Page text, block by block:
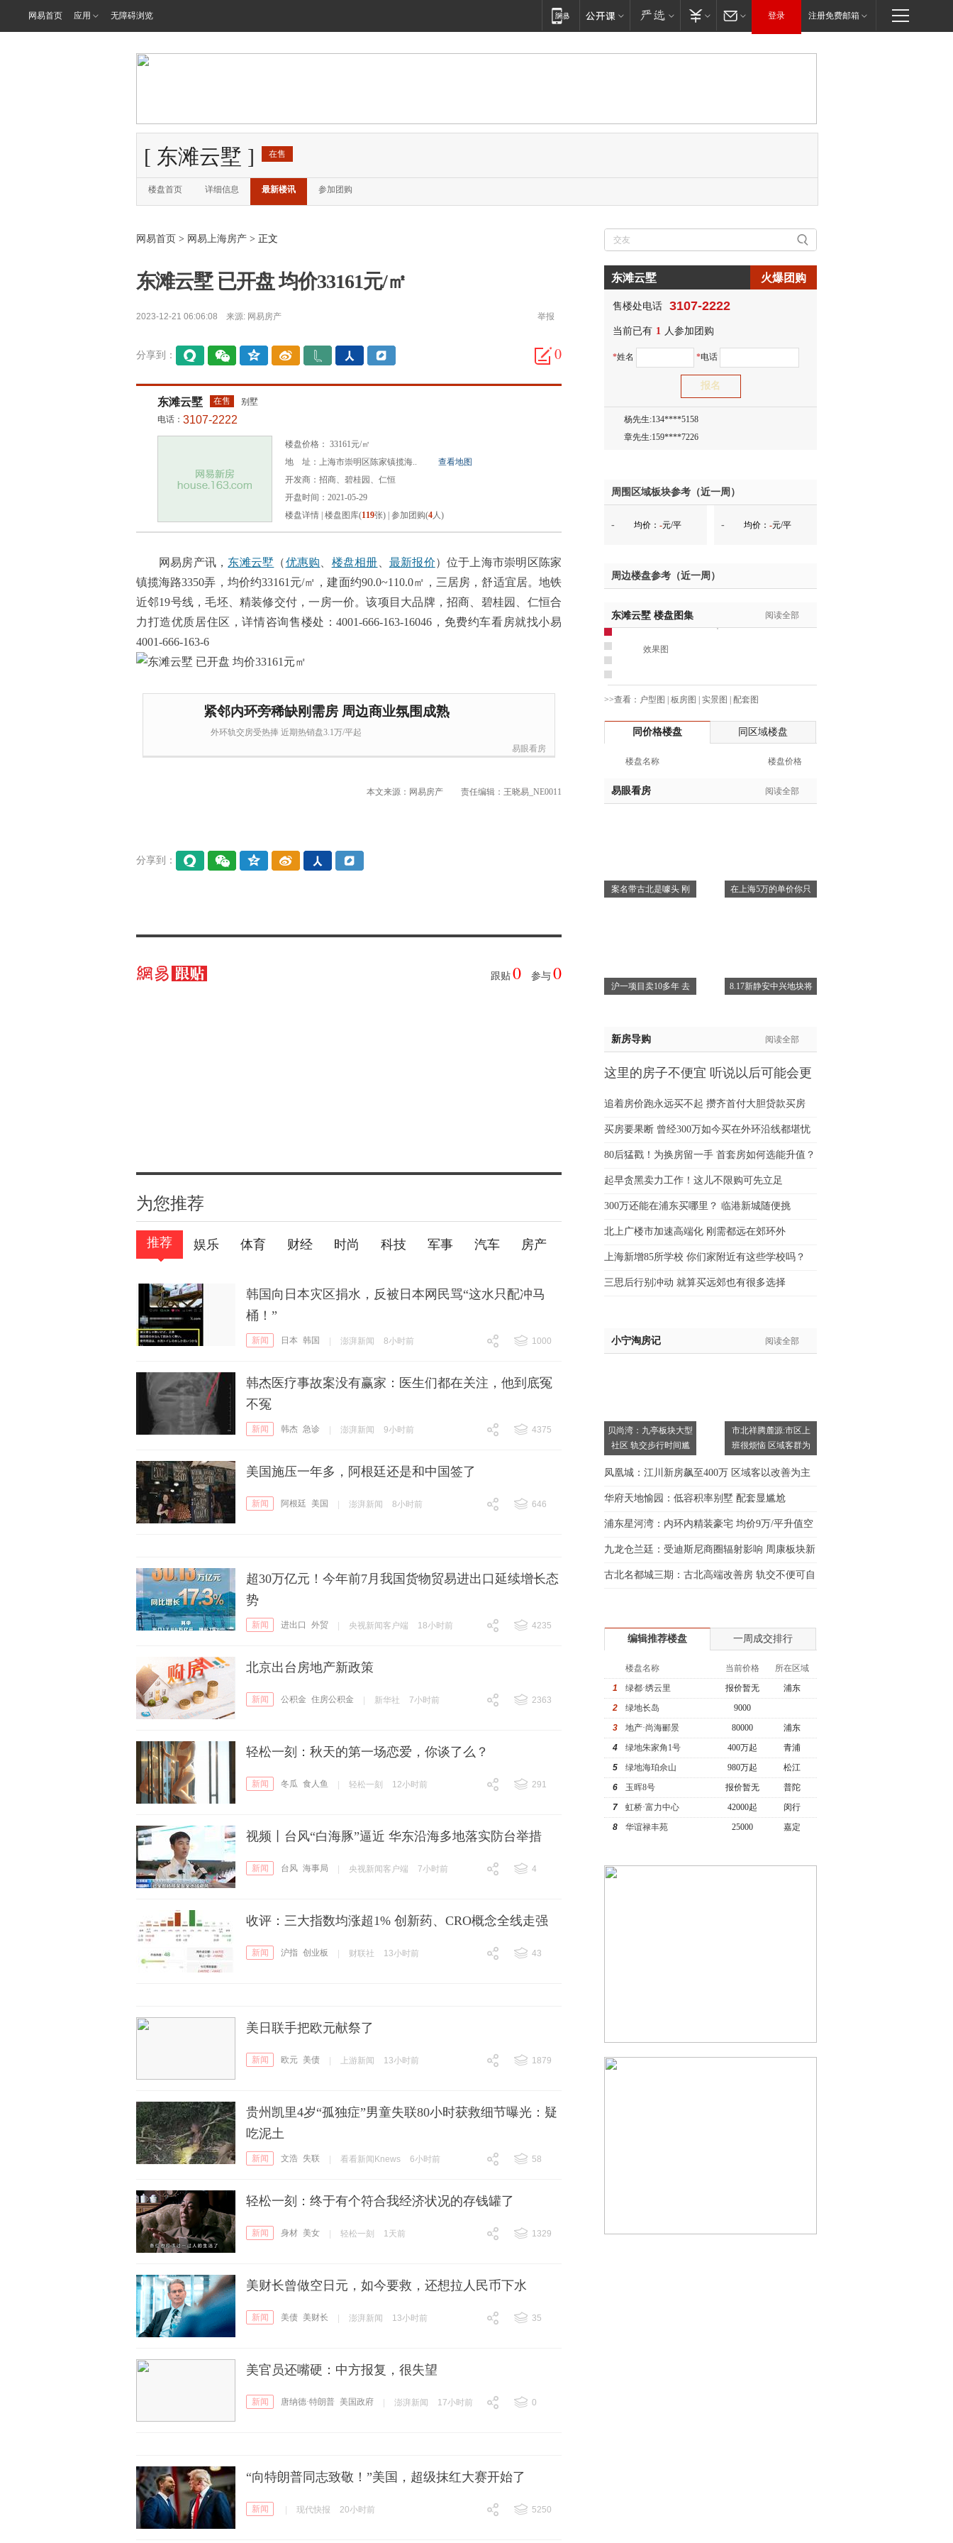
网易首页 应用 无障碍浏览 登录 注册免费邮箱
[ 东滩云墅 ] 在售
楼盘首页 详细信息 最新楼讯 参加团购
网易首页 > 网易上海房产 > 正文
东滩云墅 已开盘 均价33161元/㎡
2023-12-21 06:06:08 来源: 网易房产 举报
0
分享到：
间
东滩云墅 在售
别墅
电话： 3107-2222
楼盘价格： 33161元/㎡
地 址：上海市崇明区陈家镇揽海..
查看地图
开发商：招商、碧桂园、仁恒
开盘时间：2021-05-29
楼盘详情 楼盘图库(119张) 参加团购(4人)
网易房产讯， 东滩云墅 （优惠购 楼盘相册 最新报价）位于上海市崇明区陈家
镇揽海路3350弄，均价约33161元/㎡，建面约90.0~110.0㎡，三居房，舒适宜居。地铁
近邻19号线，毛坯、精装修交付，一房一价。该项目大品牌，招商、碧桂园、仁恒合
力打造优质居住区，详情咨询售楼处：4001-666-163-16046，免费约车看房就找小易
4001-666-163-6
紧邻内环旁稀缺刚需房 周边商业氛围成熟
外环轨交房受热捧 近期热销盘3.1万/平起
易眼看房
本文来源：网易房产 责任编辑：王晓易_NE0011
分享到：
跟贴 0 参与 0
为您推荐
推荐 娱乐 体育 财经 时尚 科技 军事 汽车 房产
韩国向日本灾区捐水，反被日本网民骂“这水只配冲马
桶！”
新闻 日本 韩国 澎湃新闻 8小时前
1000
韩杰医疗事故案没有赢家：医生们都在关注，他到底冤
不冤
新闻 韩杰 急诊 澎湃新闻 9小时前
4375
美国施压一年多，阿根廷还是和中国签了
新闻 阿根廷 美国 澎湃新闻 8小时前
646
超30万亿元！今年前7月我国货物贸易进出口延续增长态
势
新闻 进出口 外贸 央视新闻客户端 18小时前
4235
北京出台房地产新政策
新闻 公积金 住房公积金 新华社 7小时前
2363
轻松一刻：秋天的第一场恋爱，你谈了么？
新闻 冬瓜 食人鱼 轻松一刻 12小时前
291
视频丨台风“白海豚”逼近 华东沿海多地落实防台举措
新闻 台风 海事局 央视新闻客户端 7小时前
4
收评：三大指数均涨超1% 创新药、CRO概念全线走强
新闻 沪指 创业板 财联社 13小时前
43
美日联手把欧元献祭了
新闻 欧元 美债 上游新闻 13小时前
1879
贵州凯里4岁“孤独症”男童失联80小时获救细节曝光：疑
吃泥土
新闻 文浩 失联 看看新闻Knews 6小时前
58
轻松一刻：终于有个符合我经济状况的存钱罐了
新闻 身材 美女 轻松一刻 1天前
1329
美财长曾做空日元，如今要救，还想拉人民币下水
新闻 美债 美财长 澎湃新闻 13小时前
35
美官员还嘴硬：中方报复，很失望
新闻 唐纳德·特朗普 美国政府 澎湃新闻 17小时前
0
“向特朗普同志致敬！”美国，超级抹红大赛开始了
新闻 现代快报 20小时前
5250
东滩云墅 火爆团购
售楼处电话 3107-2222
当前已有 1 人参加团购
*姓名 *电话
胡先生:150****0731
邓先生:138****8083
蒋女士:186****7681
杨先生:134****5158
章先生:159****7226
周先生:138****8967
谢女士:135****3735
魏女士:138****0324
吴先生:139****9780
魏女士:183****9105
吴小姐:139****6438
姚先生:137****6367
于女士:182****8478
黄先生:136****3612
胡先生:150****0731
邓先生:138****8083
蒋女士:186****7681
杨先生:134****5158
谢女士:135****3735
魏女士:138****0324
赵先生:139****8548
姚先生:137****6367
于女士:182****8478
周围区域板块参考（近一周）
- 均价： -元/平 - 均价： -元/平
周边楼盘参考（近一周）
东滩云墅 楼盘图集 阅读全部
效果图
>>查看： 户型图 | 板房图 | 实景图 | 配套图
同价格楼盘 同区域楼盘
楼盘名称 楼盘价格
易眼看房 阅读全部
案名带古北是噱头 刚 在上海5万的单价你只
沪一项目卖10多年 去 8.17新静安中兴地块将
新房导购 阅读全部
这里的房子不便宜 听说以后可能会更
追着房价跑永远买不起 攒齐首付大胆贷款买房
买房要果断 曾经300万如今买在外环沿线都堪忧
80后猛戳！为换房留一手 首套房如何选能升值？
起早贪黑卖力工作！这儿不限购可先立足
300万还能在浦东买哪里？ 临港新城随便挑
北上广楼市加速高端化 刚需都远在郊环外
上海新增85所学校 你们家附近有这些学校吗？
三思后行别冲动 就算买远郊也有很多选择
小宁淘房记 阅读全部
贝尚湾：九亭板块大型
社区 轨交步行时间尴
市北祥腾麓源:市区上
班很烦恼 区域客群为
凤凰城：江川新房飙至400万 区域客以改善为主
华府天地愉园：低容积率别墅 配套显尴尬
浦东星河湾：内环内精装豪宅 均价9万/平升值空
间大
九龙仓兰廷：受迪斯尼商圈辐射影响 周康板块新
房看
古北名都城三期：古北高端改善房 轨交不便可自
编辑推荐楼盘 一周成交排行
楼盘名称 当前价格
所在区域
1
绿都·绣云里 报价暂无
浦东
2
绿地长岛
9000
3
地产·尚海郦景 80000
浦东
4
绿地朱家角1号 400万起
青浦
5
绿地海珀佘山 980万起
松江
6
玉晖8号 报价暂无
普陀
7
虹桥·富力中心 42000起
闵行
8
华谊禄丰苑 25000 嘉定